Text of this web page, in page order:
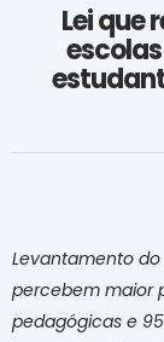
Lei que
Levantamento do
percebem maior
pedagógicas e